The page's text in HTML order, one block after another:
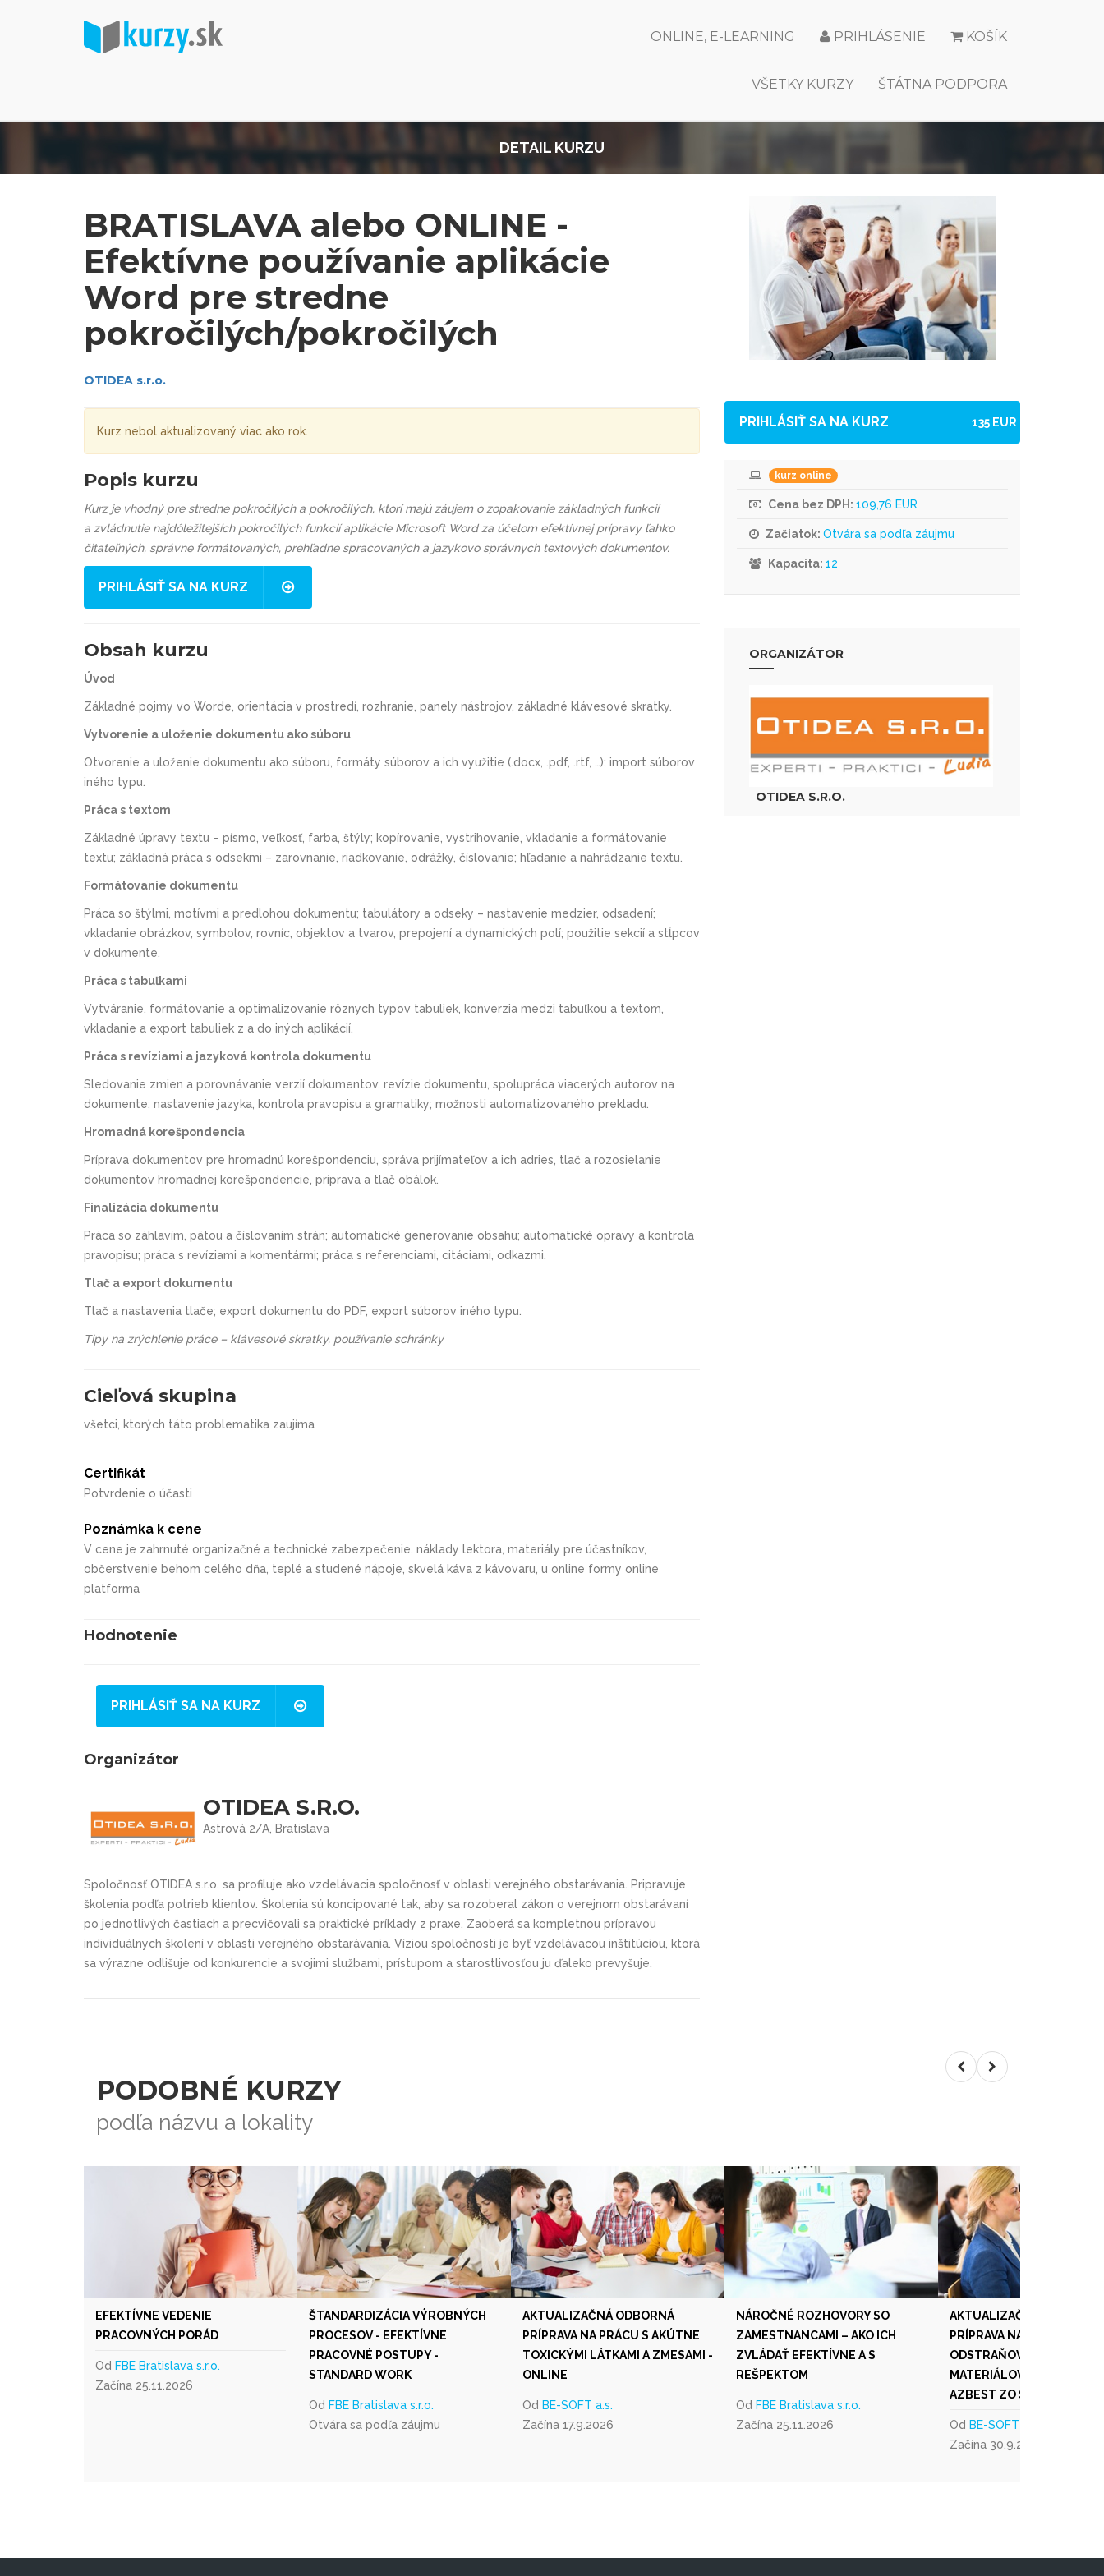
KOŠÍK
PRIHLÁSENIE
ONLINE, E-LEARNING
ŠTÁTNA PODPORA
VŠETKY KURZY
DETAIL KURZU
BRATISLAVA alebo ONLINE -
Efektívne používanie aplikácie
Word pre stredne
pokročilých/pokročilých
OTIDEA s.r.o.
Kurz nebol aktualizovaný viac ako rok.
Popis kurzu
Kurz je vhodný pre stredne pokročilých a pokročilých, ktorí majú záujem o zopakovanie základných funkcií
a zvládnutie najdôležitejších pokročilých funkcií aplikácie Microsoft Word za účelom efektívnej prípravy ľahko
čitateľných, správne formátovaných, prehľadne spracovaných a jazykovo správnych textových dokumentov.
PRIHLÁSIŤ SA NA KURZ
Obsah kurzu
Úvod
Základné pojmy vo Worde, orientácia v prostredí, rozhranie, panely nástrojov, základné klávesové skratky.
Vytvorenie a uloženie dokumentu ako súboru
Otvorenie a uloženie dokumentu ako súboru, formáty súborov a ich využitie (.docx, .pdf, .rtf, …); import súborov
iného typu.
Práca s textom
Základné úpravy textu – písmo, veľkosť, farba, štýly; kopírovanie, vystrihovanie, vkladanie a formátovanie
textu; základná práca s odsekmi – zarovnanie, riadkovanie, odrážky, číslovanie; hľadanie a nahrádzanie textu.
Formátovanie dokumentu
Práca so štýlmi, motívmi a predlohou dokumentu; tabulátory a odseky – nastavenie medzier, odsadení;
vkladanie obrázkov, symbolov, rovníc, objektov a tvarov, prepojení a dynamických polí; použitie sekcií a stĺpcov
v dokumente.
Práca s tabuľkami
Vytváranie, formátovanie a optimalizovanie rôznych typov tabuliek, konverzia medzi tabuľkou a textom,
vkladanie a export tabuliek z a do iných aplikácií.
Práca s revíziami a jazyková kontrola dokumentu
Sledovanie zmien a porovnávanie verzií dokumentov, revízie dokumentu, spolupráca viacerých autorov na
dokumente; nastavenie jazyka, kontrola pravopisu a gramatiky; možnosti automatizovaného prekladu.
Hromadná korešpondencia
Príprava dokumentov pre hromadnú korešpondenciu, správa prijímateľov a ich adries, tlač a rozosielanie
dokumentov hromadnej korešpondencie, príprava a tlač obálok.
Finalizácia dokumentu
Práca so záhlavím, pätou a číslovaním strán; automatické generovanie obsahu; automatické opravy a kontrola
pravopisu; práca s revíziami a komentármi; práca s referenciami, citáciami, odkazmi.
Tlač a export dokumentu
Tlač a nastavenia tlače; export dokumentu do PDF, export súborov iného typu.
Tipy na zrýchlenie práce – klávesové skratky, používanie schránky
Cieľová skupina
všetci, ktorých táto problematika zaujíma
Certifikát
Potvrdenie o účasti
Poznámka k cene
V cene je zahrnuté organizačné a technické zabezpečenie, náklady lektora, materiály pre účastníkov,
občerstvenie behom celého dňa, teplé a studené nápoje, skvelá káva z kávovaru, u online formy online
platforma
Hodnotenie
PRIHLÁSIŤ SA NA KURZ
Organizátor
OTIDEA S.R.O.
Astrová 2/A, Bratislava
Spoločnosť OTIDEA s.r.o. sa profiluje ako vzdelávacia spoločnosť v oblasti verejného obstarávania. Pripravuje
školenia podľa potrieb klientov. Školenia sú koncipované tak, aby sa rozoberal zákon o verejnom obstarávaní
po jednotlivých častiach a precvičovali sa praktické príklady z praxe. Zaoberá sa kompletnou prípravou
individuálnych školení v oblasti verejného obstarávania. Víziou spoločnosti je byť vzdelávacou inštitúciou, ktorá
sa výrazne odlišuje od konkurencie a svojimi službami, prístupom a starostlivosťou ju ďaleko prevyšuje.
PRIHLÁSIŤ SA NA KURZ 135 EUR
kurz online
Cena bez DPH: 109,76 EUR
Začiatok: Otvára sa podľa záujmu
Kapacita: 12
ORGANIZÁTOR
OTIDEA S.R.O.
PODOBNÉ KURZY
podľa názvu a lokality
EFEKTÍVNE VEDENIE
PRACOVNÝCH PORÁD
Od FBE Bratislava s.r.o.
Začína 25.11.2026
ŠTANDARDIZÁCIA VÝROBNÝCH
PROCESOV - EFEKTÍVNE
PRACOVNÉ POSTUPY -
STANDARD WORK
Od FBE Bratislava s.r.o.
Otvára sa podľa záujmu
AKTUALIZAČNÁ ODBORNÁ
PRÍPRAVA NA PRÁCU S AKÚTNE
TOXICKÝMI LÁTKAMI A ZMESAMI -
ONLINE
Od BE-SOFT a.s.
Začína 17.9.2026
NÁROČNÉ ROZHOVORY SO
ZAMESTNANCAMI – AKO ICH
ZVLÁDAŤ EFEKTÍVNE A S
REŠPEKTOM
Od FBE Bratislava s.r.o.
Začína 25.11.2026
AKTUALIZAČNÁ ODBORNÁ
PRÍPRAVA NA PRÁCU PRI
ODSTRAŇOVANÍ AZBESTU
MATERIÁLOV
AZBEST ZO STAVIEB -
Od BE-SOFT a.s.
Začína 30.9.2026